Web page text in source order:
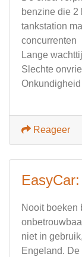
benzine die 2
tankstation
concurrenten
Lange
Slechte
Reageer
Nooit boeken
niet in
Engeland.